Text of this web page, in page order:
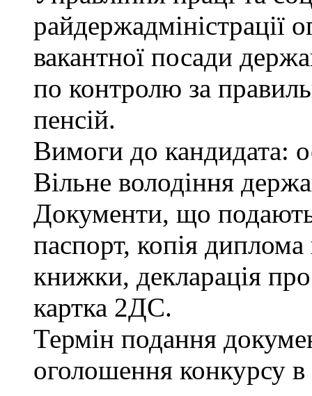
райдержадміністрації
вакантної посади
по контролю за
пенсій.
Вимоги до кандидата:
Вільне володіння
Документи, що
паспорт, копія диплома
книжки, декларація
картка 2ДС.
Термін подання
оголошення конкурсу в